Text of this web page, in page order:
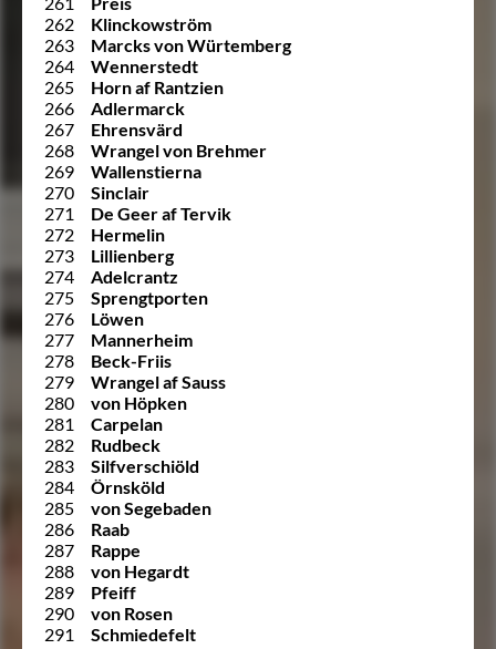
262
Klinckowström
263
Marcks von Würtemberg
264
Wennerstedt
265
Horn af Rantzien
266
Adlermarck
267
Ehrensvärd
268
Wrangel von Brehmer
269
Wallenstierna
270
Sinclair
271
De Geer af Tervik
272
Hermelin
273
Lillienberg
274
Adelcrantz
275
Sprengtporten
276
Löwen
277
Mannerheim
278
Beck-Friis
279
Wrangel af Sauss
280
von Höpken
281
Carpelan
282
Rudbeck
283
Silfverschiöld
284
Örnsköld
285
von Segebaden
286
Raab
287
Rappe
288
von Hegardt
289
Pfeiff
290
von Rosen
291
Schmiedefelt